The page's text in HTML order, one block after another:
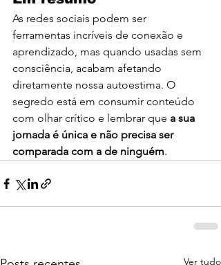
As redes sociais podem ser
ferramentas incríveis de conexão e
aprendizado, mas quando usadas sem
consciência, acabam afetando
diretamente nossa autoestima. O
segredo está em consumir conteúdo
com olhar crítico e lembrar que a sua
jornada é única e não precisa ser
comparada com a de ninguém.
Ver tudo